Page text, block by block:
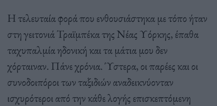
Η τελευταία φορά που ενθουσιάστηκα με τόπο ήταν
στη γειτονιά Τραϊμπέκα της Νέας Υόρκης, έπαθα
ταχυπαλμία ηδονική και τα μάτια μου δεν
χόρταιναν. Πάνε χρόνια. Ύστερα, οι παρέες και οι
συνοδοιπόροι των ταξιδιών αναδεικνύονταν
ισχυρότεροι από την κάθε λογής επισκεπτόμενη